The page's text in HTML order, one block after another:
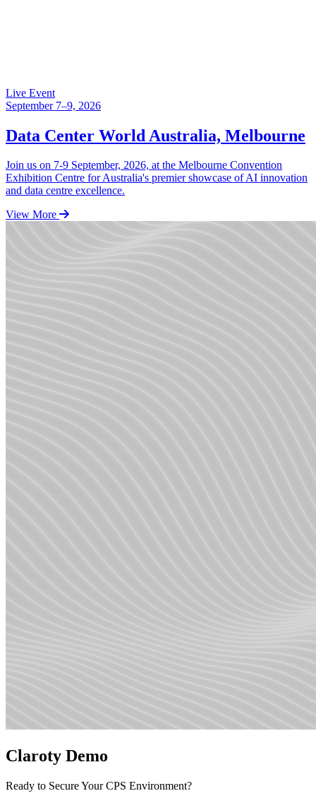
Live Event
September 7–9, 2026
Data Center World Australia, Melbourne
Join us on 7-9 September, 2026, at the Melbourne Convention
Exhibition Centre for Australia's premier showcase of AI innovation
and data centre excellence.
View More
Claroty Demo
Ready to Secure Your CPS Environment?